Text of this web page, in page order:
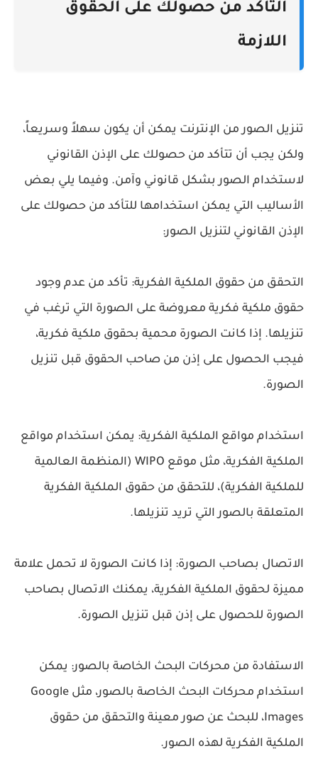
التأكد من حصولك على الحقوق
اللازمة
تنزيل الصور من الإنترنت يمكن أن يكون سهلاً وسريعاً،
ولكن يجب أن تتأكد من حصولك على الإذن القانوني
لاستخدام الصور بشكل قانوني وآمن. وفيما يلي بعض
الأساليب التي يمكن استخدامها للتأكد من حصولك على
الإذن القانوني لتنزيل الصور:
التحقق من حقوق الملكية الفكرية: تأكد من عدم وجود
حقوق ملكية فكرية معروضة على الصورة التي ترغب في
تنزيلها. إذا كانت الصورة محمية بحقوق ملكية فكرية،
فيجب الحصول على إذن من صاحب الحقوق قبل تنزيل
الصورة.
استخدام مواقع الملكية الفكرية: يمكن استخدام مواقع
الملكية الفكرية، مثل موقع WIPO (المنظمة العالمية
للملكية الفكرية)، للتحقق من حقوق الملكية الفكرية
المتعلقة بالصور التي تريد تنزيلها.
الاتصال بصاحب الصورة: إذا كانت الصورة لا تحمل علامة
مميزة لحقوق الملكية الفكرية، يمكنك الاتصال بصاحب
الصورة للحصول على إذن قبل تنزيل الصورة.
الاستفادة من محركات البحث الخاصة بالصور: يمكن
استخدام محركات البحث الخاصة بالصور، مثل Google
Images، للبحث عن صور معينة والتحقق من حقوق
الملكية الفكرية لهذه الصور.